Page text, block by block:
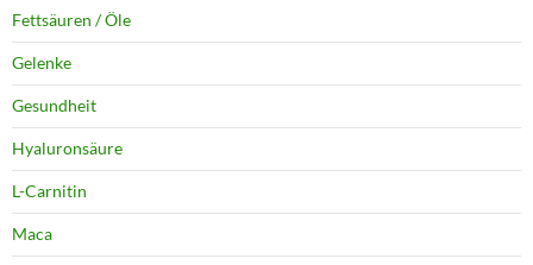
Fettsäuren / Öle
Gelenke
Gesundheit
Hyaluronsäure
L-Carnitin
Maca